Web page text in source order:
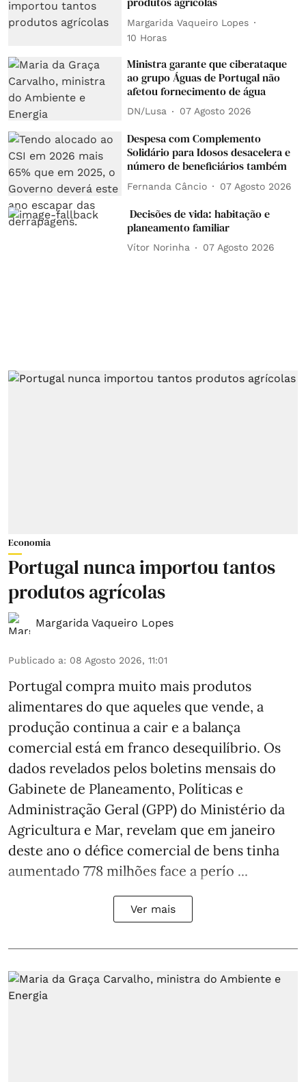
Margarida Vaqueiro Lopes
10 Horas
Ministra garante que ciberataque
ao grupo Águas de Portugal não
afetou fornecimento de água
DN/Lusa 07 Agosto 2026
Despesa com Complemento
Solidário para Idosos desacelera e
número de beneficiários também
Fernanda Câncio 07 Agosto 2026
Decisões de vida: habitação e
planeamento familiar
Vítor Norinha 07 Agosto 2026
Economia
Portugal nunca importou tantos
produtos agrícolas
Margarida Vaqueiro Lopes
Publicado a: 08 Agosto 2026, 11:01
Portugal compra muito mais produtos
alimentares do que aqueles que vende, a
produção continua a cair e a balança
comercial está em franco desequilíbrio. Os
dados revelados pelos boletins mensais do
Gabinete de Planeamento, Políticas e
Administração Geral (GPP) do Ministério da
Agricultura e Mar, revelam que em janeiro
deste ano o défice comercial de bens tinha
aumentado 778 milhões face a perío ...
Ver mais